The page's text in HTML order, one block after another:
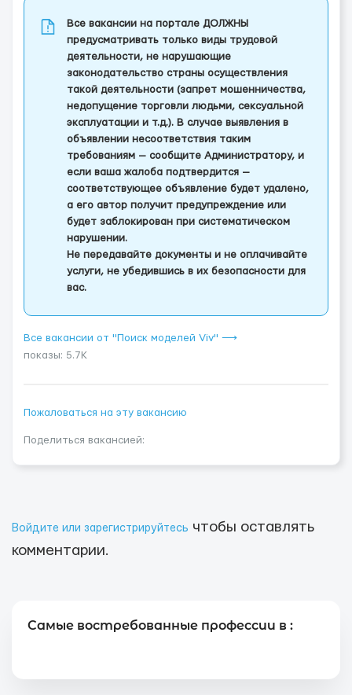
Все вакансии на портале ДОЛЖНЫ
предусматривать только виды трудовой
деятельности, не нарушающие
законодательство страны осуществления
такой деятельности (запрет мошенничества,
недопущение торговли людьми, сексуальной
эксплуатации и т.д.). В случае выявления в
объявлении несоответствия таким
требованиям — сообщите Администратору, и
если ваша жалоба подтвердится —
соответствующее объявление будет удалено,
а его автор получит предупреждение или
будет заблокирован при систематическом
нарушении.
Не передавайте документы и не оплачивайте
услуги, не убедившись в их безопасности для
вас.
Все вакансии от "Поиск моделей Viv" ⟶
показы: 5.7K
Пожаловаться на эту вакансию
Поделиться вакансией:
Войдите или зарегистрируйтесь чтобы оставлять
комментарии.
Самые востребованные профессии в :